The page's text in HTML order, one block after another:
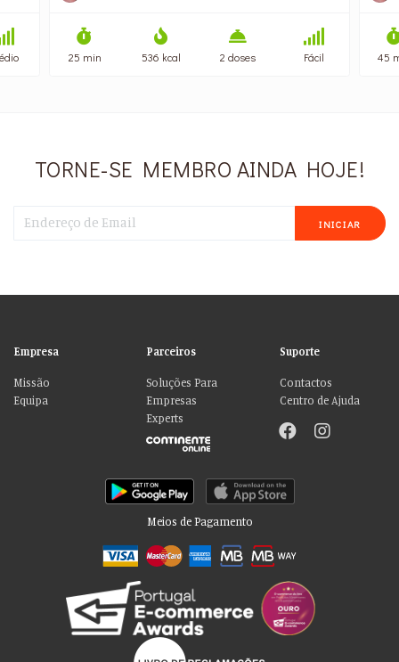
25 min 536 kcal 2 doses Fácil 45
TORNE-SE MEMBRO AINDA HOJE!
INICIAR
Empresa
Missão
Equipa
Parceiros
Soluções Para
Empresas
Experts
Suporte
Contactos
Centro de Ajuda
Meios de Pagamento